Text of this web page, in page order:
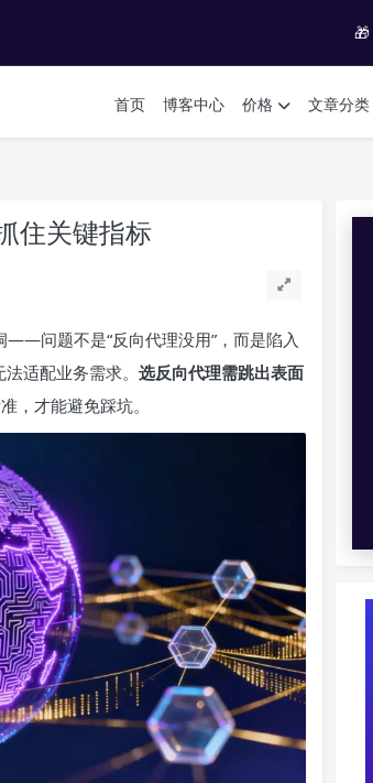
🎁
首页 博客中心 价格 文章分类
住关键指标
——问题不是“反向代理没用”，而是陷入
适配业务需求。 选反向代理需跳出表面
，才能避免踩坑。